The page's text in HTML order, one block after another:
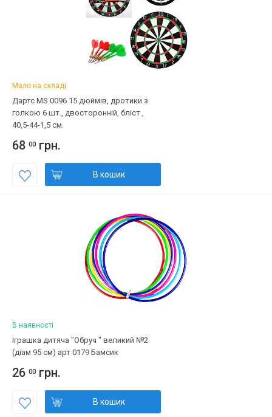
Мало на складі
Дартс MS 0096 15 дюймів, дротики з
голкою 6 шт., двосторонній, бліст.,
40,5-44-1,5 см.
68 00 грн.
В кошик
В наявності
Іграшка дитяча "Обруч " великий №2
(діам 95 см) арт 0179 Бамсик
26 00 грн.
В кошик